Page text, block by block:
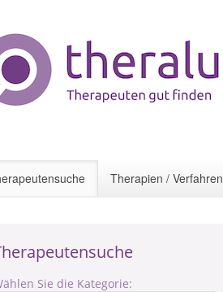
Therapien / Verfahren
Sie die Kategorie: